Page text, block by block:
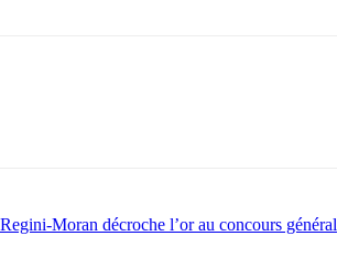
Moran décroche l’or au concours général